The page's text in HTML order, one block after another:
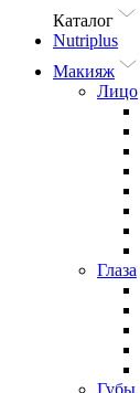
Каталог
Nutriplus
Макияж
Лицо
Глаза
Губы